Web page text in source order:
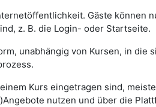
Gäste können
z. B. die Login- oder Startseite.
unabhängig von Kursen, in die
Kurs eingetragen sind,
nutzen und über die